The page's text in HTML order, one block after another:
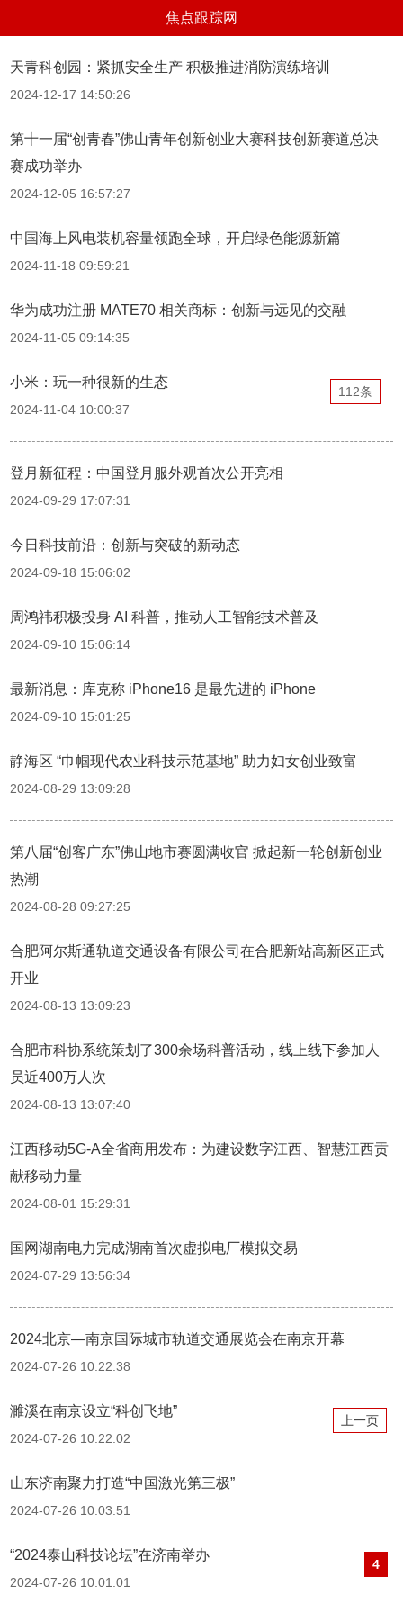
焦点跟踪网
天青科创园：紧抓安全生产 积极推进消防演练培训
2024-12-17 14:50:26
第十一届“创青春”佛山青年创新创业大赛科技创新赛道总决
赛成功举办
2024-12-05 16:57:27
中国海上风电装机容量领跑全球，开启绿色能源新篇
2024-11-18 09:59:21
华为成功注册 MATE70 相关商标：创新与远见的交融
2024-11-05 09:14:35
小米：玩一种很新的生态
2024-11-04 10:00:37
登月新征程：中国登月服外观首次公开亮相
2024-09-29 17:07:31
今日科技前沿：创新与突破的新动态
2024-09-18 15:06:02
周鸿祎积极投身 AI 科普，推动人工智能技术普及
2024-09-10 15:06:14
最新消息：库克称 iPhone16 是最先进的 iPhone
2024-09-10 15:01:25
静海区 “巾帼现代农业科技示范基地” 助力妇女创业致富
2024-08-29 13:09:28
第八届“创客广东”佛山地市赛圆满收官 掀起新一轮创新创业
热潮
2024-08-28 09:27:25
合肥阿尔斯通轨道交通设备有限公司在合肥新站高新区正式
开业
2024-08-13 13:09:23
合肥市科协系统策划了300余场科普活动，线上线下参加人
员近400万人次
2024-08-13 13:07:40
江西移动5G-A全省商用发布：为建设数字江西、智慧江西贡
献移动力量
2024-08-01 15:29:31
国网湖南电力完成湖南首次虚拟电厂模拟交易
2024-07-29 13:56:34
2024北京—南京国际城市轨道交通展览会在南京开幕
2024-07-26 10:22:38
濉溪在南京设立“科创飞地”
2024-07-26 10:22:02
山东济南聚力打造“中国激光第三极”
2024-07-26 10:03:51
“2024泰山科技论坛”在济南举办
2024-07-26 10:01:01
112条
上一页
4